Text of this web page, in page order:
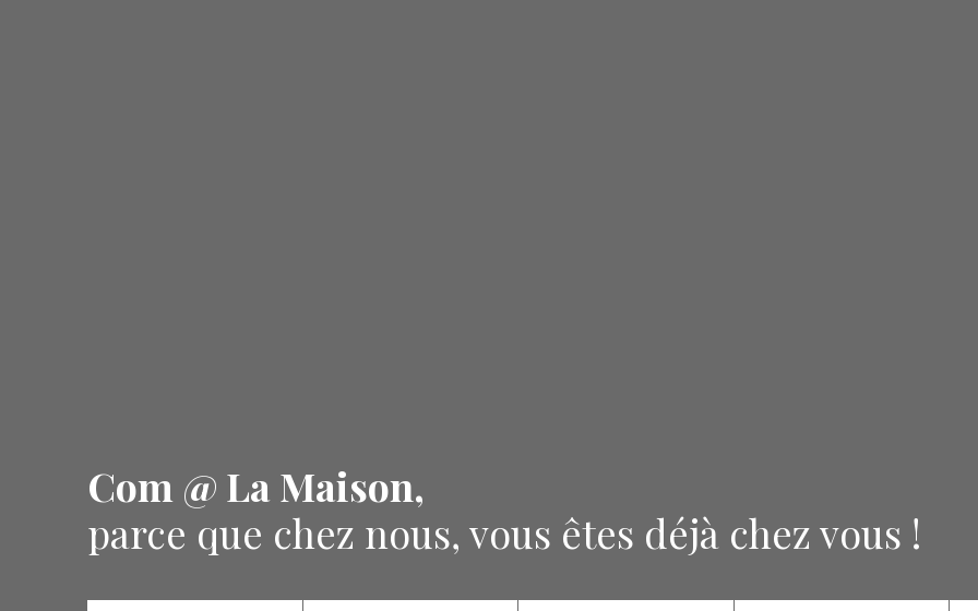
Com @ La Maison,
parce que chez nous, vous êtes déjà chez vous !